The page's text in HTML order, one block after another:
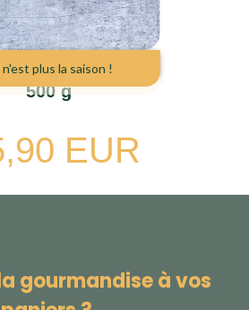
n'est plus la saison !
500 g
EUR
gourmandise à vos